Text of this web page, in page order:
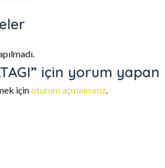
için yorum
içinoturum açmalısınız.